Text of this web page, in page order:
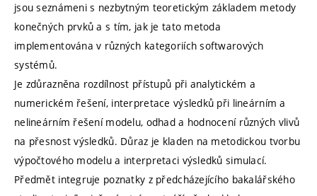
jsou seznámeni s nezbytným teoretickým základem metody
konečných prvků a s tím, jak je tato metoda
implementována v různých kategoriích softwarových
systémů.
Je zdůrazněna rozdílnost přístupů při analytickém a
numerickém řešení, interpretace výsledků při lineárním a
nelineárním řešení modelu, odhad a hodnocení různých vlivů
na přesnost výsledků. Důraz je kladen na metodickou tvorbu
výpočtového modelu a interpretaci výsledků simulací.
Předmět integruje poznatky z předcházejícího bakalářského